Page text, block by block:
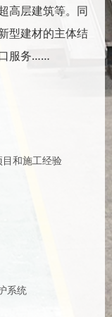
高层建筑等。同
型建材的主体结
服务……
和施工经验
系统